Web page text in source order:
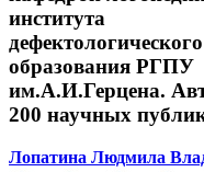
института
дефектологического
образования РГПУ
им.А.И.Герцена.
200 научных
Лопатина Людмила